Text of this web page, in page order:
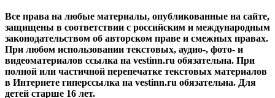
Все права на любые материалы, опубликованные на сайте,
защищены в соответствии с российским и международным
законодательством об авторском праве и смежных правах.
При любом использовании текстовых, аудио-, фото- и
видеоматериалов ссылка на vestinn.ru обязательна. При
полной или частичной перепечатке текстовых материалов
в Интернете гиперссылка на vestinn.ru обязательна. Для
детей старше 16 лет.